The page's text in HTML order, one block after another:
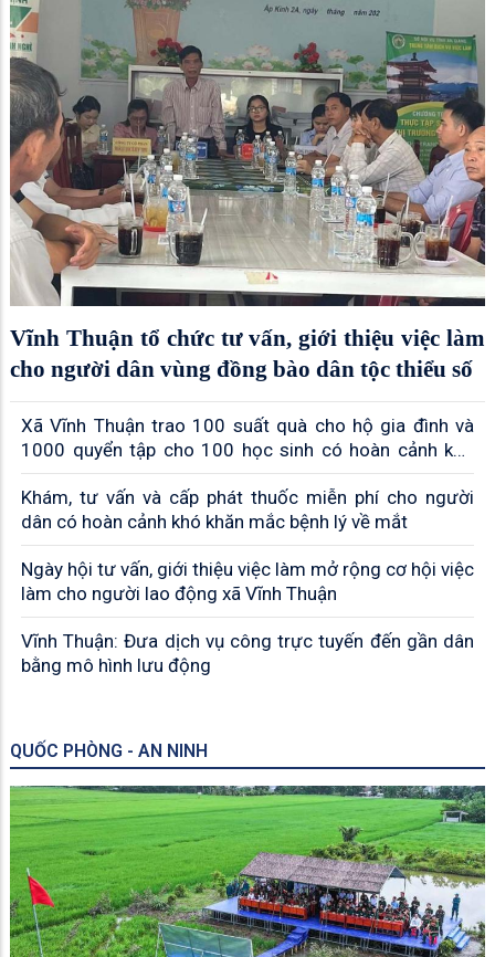
Vĩnh Thuận tổ chức tư vấn, giới thiệu việc làm
cho người dân vùng đồng bào dân tộc thiểu số
Xã Vĩnh Thuận trao 100 suất quà cho hộ gia đình và
1000 quyển tập cho 100 học sinh có hoàn cảnh khó
khăn
Khám, tư vấn và cấp phát thuốc miễn phí cho người
dân có hoàn cảnh khó khăn mắc bệnh lý về mắt
Ngày hội tư vấn, giới thiệu việc làm mở rộng cơ hội việc
làm cho người lao động xã Vĩnh Thuận
Vĩnh Thuận: Đưa dịch vụ công trực tuyến đến gần dân
bằng mô hình lưu động
QUỐC PHÒNG - AN NINH